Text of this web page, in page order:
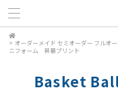
> オーダーメイド セミオーダー フルオ
ニフォーム 昇華プリント
Basket